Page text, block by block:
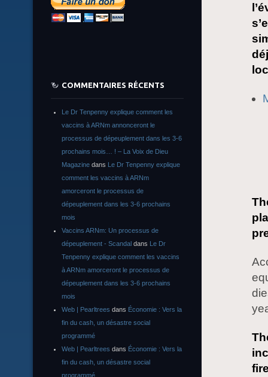
COMMENTAIRES RÉCENTS
Le Dr Tenpenny explique comment les
vaccins à ARNm annonceront le
processus de dépeuplement dans les 3-6
prochains mois… ! – La Voix de Dieu
Magazine dans Le Dr Tenpenny explique
comment les vaccins à ARNm
amorceront le processus de
dépeuplement dans les 3-6 prochains
mois
Vaccins ARNm: Un processus de
dépeuplement - Scandal dans Le Dr
Tenpenny explique comment les vaccins
à ARNm amorceront le processus de
dépeuplement dans les 3-6 prochains
mois
Web | Pearltrees dans Économie : Vers la
fin du cash, un désastre social
programmé
Web | Pearltrees dans Économie : Vers la
fin du cash, un désastre social
programmé